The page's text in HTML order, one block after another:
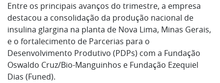
Entre os principais avanços do ⁠trimestre, a empresa
destacou ​a consolidação da produção nacional de
insulina glargina na planta de Nova Lima, Minas Gerais,
​e o fortalecimento de Parcerias para o
Desenvolvimento Produtivo (PDPs) com a Fundação ​
Oswaldo Cruz/Bio-Manguinhos ⁠e Fundação Ezequiel
Dias (Funed).